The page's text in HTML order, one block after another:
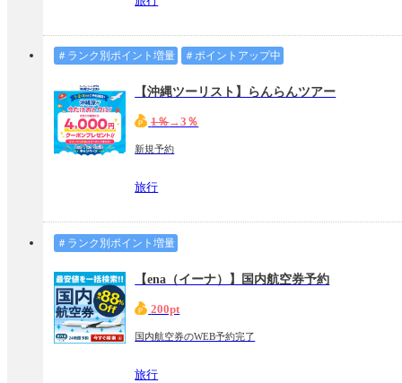
＃ランク別ポイント増量 ＃ポイントアップ中
【沖縄ツーリスト】らんらんツアー
1％→3％
新規予約
旅行
＃ランク別ポイント増量
【ena（イーナ）】国内航空券予約
200pt
国内航空券のWEB予約完了
旅行